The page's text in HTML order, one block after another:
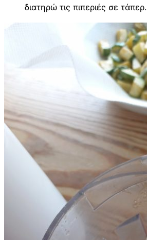
διατηρώ τις πιπεριές σε τάπερ.